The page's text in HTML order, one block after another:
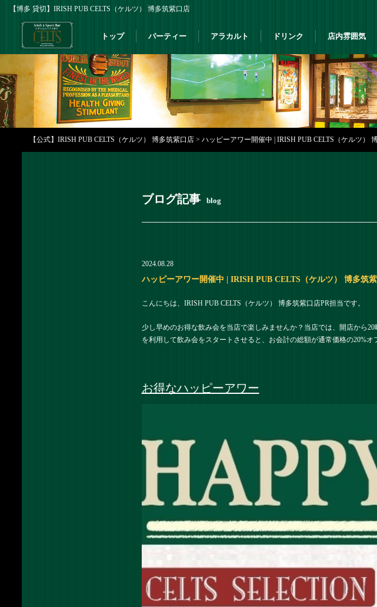
【博多 貸切】IRISH PUB CELTS（ケルツ） 博多筑紫口店
トップ パーティー アラカルト ドリンク 店内雰囲気
【公式】IRISH PUB CELTS（ケルツ） 博多筑紫口店 > ハッピーアワー開催中 | IRISH PUB CELTS（ケルツ）
ブログ記事 blog
2024.08.28
ハッピーアワー開催中 | IRISH PUB CELTS（ケルツ） 博多筑
こんにちは、IRISH PUB CELTS（ケルツ） 博多筑紫口店PR担当です。
少し早めのお得な飲み会を当店で楽しみませんか？当店では、開店から
を利用して飲み会をスタートさせると、お会計の総額が通常価格の20%オ
お得なハッピーアワー